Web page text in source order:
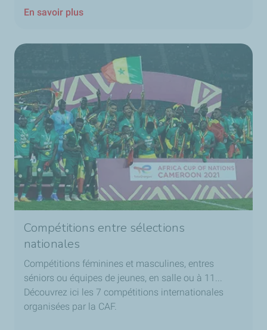
En savoir plus
Compétitions entre sélections
nationales
Compétitions féminines et masculines, entres
séniors ou équipes de jeunes, en salle ou à 11...
Découvrez ici les 7 compétitions internationales
organisées par la CAF.